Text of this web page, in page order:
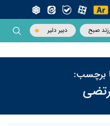
صبح دبیر دلیر
برچسب: